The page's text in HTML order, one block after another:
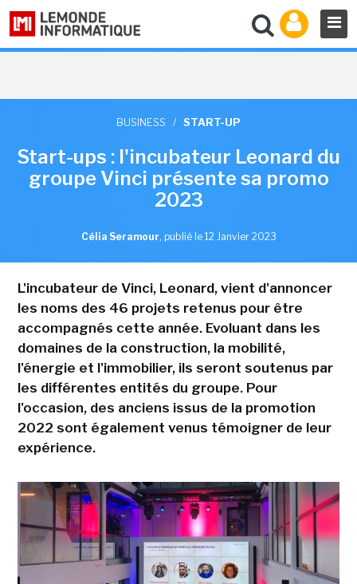
BUSINESS / START-UP
Start-ups : l'incubateur Leonard du
groupe Vinci présente sa promo
2023
Célia Seramour, publié le 12 Janvier 2023
L'incubateur de Vinci, Leonard, vient d'annoncer
les noms des 46 projets retenus pour être
accompagnés cette année. Evoluant dans les
domaines de la construction, la mobilité,
l'énergie et l'immobilier, ils seront soutenus par
les différentes entités du groupe. Pour
l'occasion, des anciens issus de la promotion
2022 sont également venus témoigner de leur
expérience.